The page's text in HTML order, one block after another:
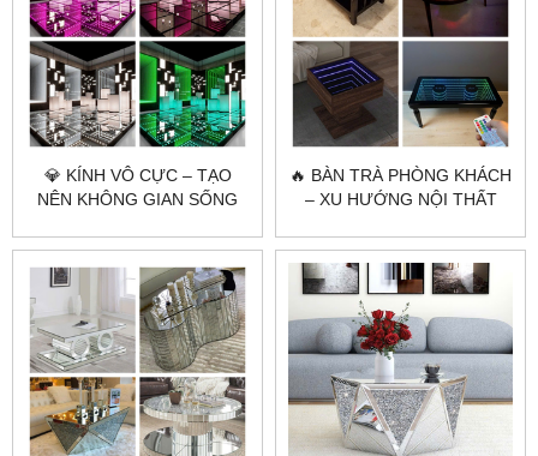
💎 KÍNH VÔ CỰC – TẠO
NÊN KHÔNG GIAN SỐNG
🌟
🔥 BÀN TRÀ PHÒNG KHÁCH
– XU HƯỚNG NỘI THẤT